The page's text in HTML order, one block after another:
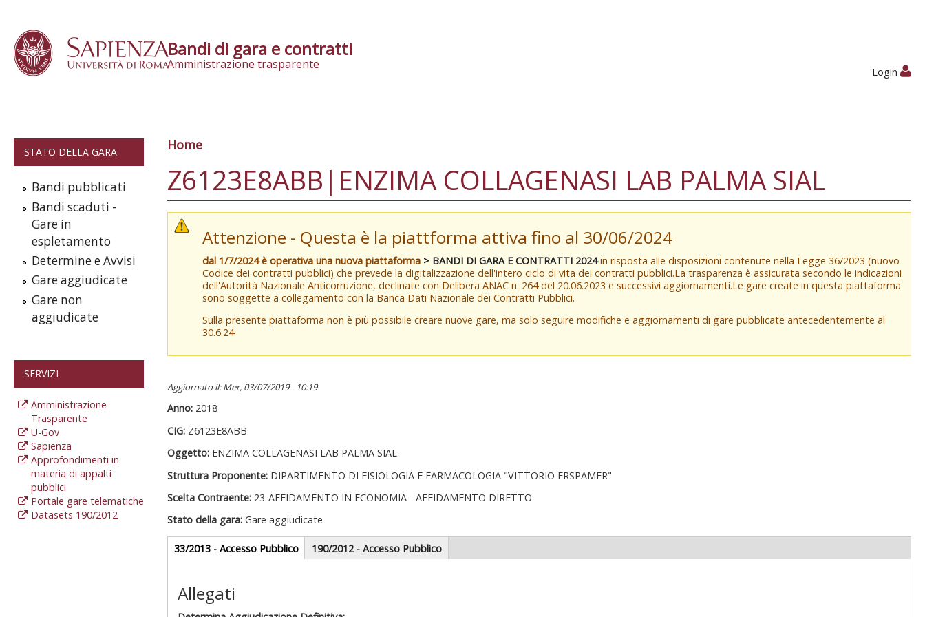
Bandi di gara e contratti
Amministrazione trasparente
Login
STATO DELLA GARA
Bandi pubblicati
Bandi scaduti -
Gare in
espletamento
Determine e Avvisi
Gare aggiudicate
Gare non
aggiudicate
SERVIZI
Amministrazione
Trasparente
U-Gov
Sapienza
Approfondimenti in
materia di appalti
pubblici
Portale gare telematiche
Datasets 190/2012
Tu sei qui
Home
Z6123E8ABB|ENZIMA COLLAGENASI LAB PALMA SIAL
Attenzione - Questa è la piattforma attiva fino al 30/06/2024
dal 1/7/2024 è operativa una nuova piattaforma > BANDI DI GARA E CONTRATTI 2024in risposta alle disposizioni contenute nella Legge 36/2023 (nuovo
Codice dei contratti pubblici) che prevede la digitalizzazione dell'intero ciclo di vita dei contratti pubblici.La trasparenza è assicurata secondo le indicazioni
dell'Autorità Nazionale Anticorruzione, declinate con Delibera ANAC n. 264 del 20.06.2023 e successivi aggiornamenti.Le gare create in questa piattaforma
sono soggette a collegamento con la Banca Dati Nazionale dei Contratti Pubblici.
Sulla presente piattaforma non è più possibile creare nuove gare, ma solo seguire modifiche e aggiornamenti di gare pubblicate antecedentemente al
30.6.24.
Aggiornato il: Mer, 03/07/2019 - 10:19
Anno: 2018
CIG: Z6123E8ABB
Oggetto: ENZIMA COLLAGENASI LAB PALMA SIAL
Struttura Proponente: DIPARTIMENTO DI FISIOLOGIA E FARMACOLOGIA "VITTORIO ERSPAMER"
Scelta Contraente: 23-AFFIDAMENTO IN ECONOMIA - AFFIDAMENTO DIRETTO
Stato della gara: Gare aggiudicate
Gare appalti
33/2013 - Accesso Pubblico(scheda
attiva)
190/2012 - Accesso Pubblico
Sezione redazionale
Allegati